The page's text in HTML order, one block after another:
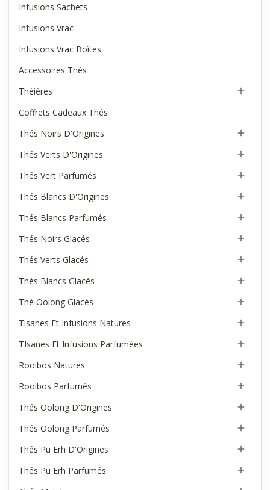
Infusions Sachets
Infusions Vrac
Infusions Vrac Boîtes
Accessoires Thés
Théières

Coffrets Cadeaux Thés
Thés Noirs D'Origines

Thés Verts D'Origines 
Thés Vert Parfumés 
Thés Blancs D'Origines 
Thés Blancs Parfumés 
Thés Noirs Glacés 
Thés Verts Glacés 
Thés Blancs Glacés 
Thé Oolong Glacés 
Tisanes Et Infusions Natures 
TIsanes Et Infusions Parfumées 
Rooibos Natures 
Rooibos Parfumés 
Thés Oolong D'Origines 
Thés Oolong Parfumés 
Thés Pu Erh D'Origines 
Thés Pu Erh Parfumés 